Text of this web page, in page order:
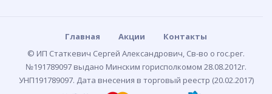
Главная Акции
Контакты
© ИП Статкевич Сергей Александрович, Св-во о гос.рег.
№191789097 выдано Минским горисполкомом 28.08.2012г.
УНП191789097. Дата внесения в торговый реестр (20.02.2017)